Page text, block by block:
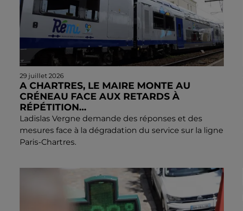
29 juillet 2026
A CHARTRES, LE MAIRE MONTE AU
CRÉNEAU FACE AUX RETARDS À
RÉPÉTITION...
Ladislas Vergne demande des réponses et des
mesures face à la dégradation du service sur la ligne
Paris-Chartres.